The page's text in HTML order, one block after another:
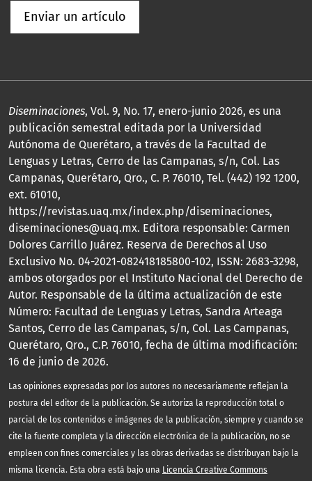
Enviar un artículo
Diseminaciones, Vol. 9, No. 17, enero-junio 2026, es una
publicación semestral editada por la Universidad
Autónoma de Querétaro, a través de la Facultad de
Lenguas y Letras, Cerro de las Campanas, s/n, Col. Las
Campanas, Querétaro, Qro., C. P. 76010, Tel. (442) 192 1200,
ext. 61010,
https://revistas.uaq.mx/index.php/diseminaciones,
diseminaciones@uaq.mx. Editora responsable: Carmen
Dolores Carrillo Juárez. Reserva de Derechos al Uso
Exclusivo No. 04-2021-082418185800-102, ISSN: 2683-3298,
ambos otorgados por el Instituto Nacional del Derecho de
Autor. Responsable de la última actualización de este
Número: Facultad de Lenguas y Letras, Sandra Arteaga
Santos, Cerro de las Campanas, s/n, Col. Las Campanas,
Querétaro, Qro., C.P. 76010, fecha de última modificación:
16 de junio de 2026.
Las opiniones expresadas por los autores no necesariamente reflejan la
postura del editor de la publicación. Se autoriza la reproducción total o
parcial de los contenidos e imágenes de la publicación, siempre y cuando se
cite la fuente completa y la dirección electrónica de la publicación, no se
empleen con fines comerciales y las obras derivadas se distribuyan bajo la
misma licencia. Esta obra está bajo una Licencia Creative Commons